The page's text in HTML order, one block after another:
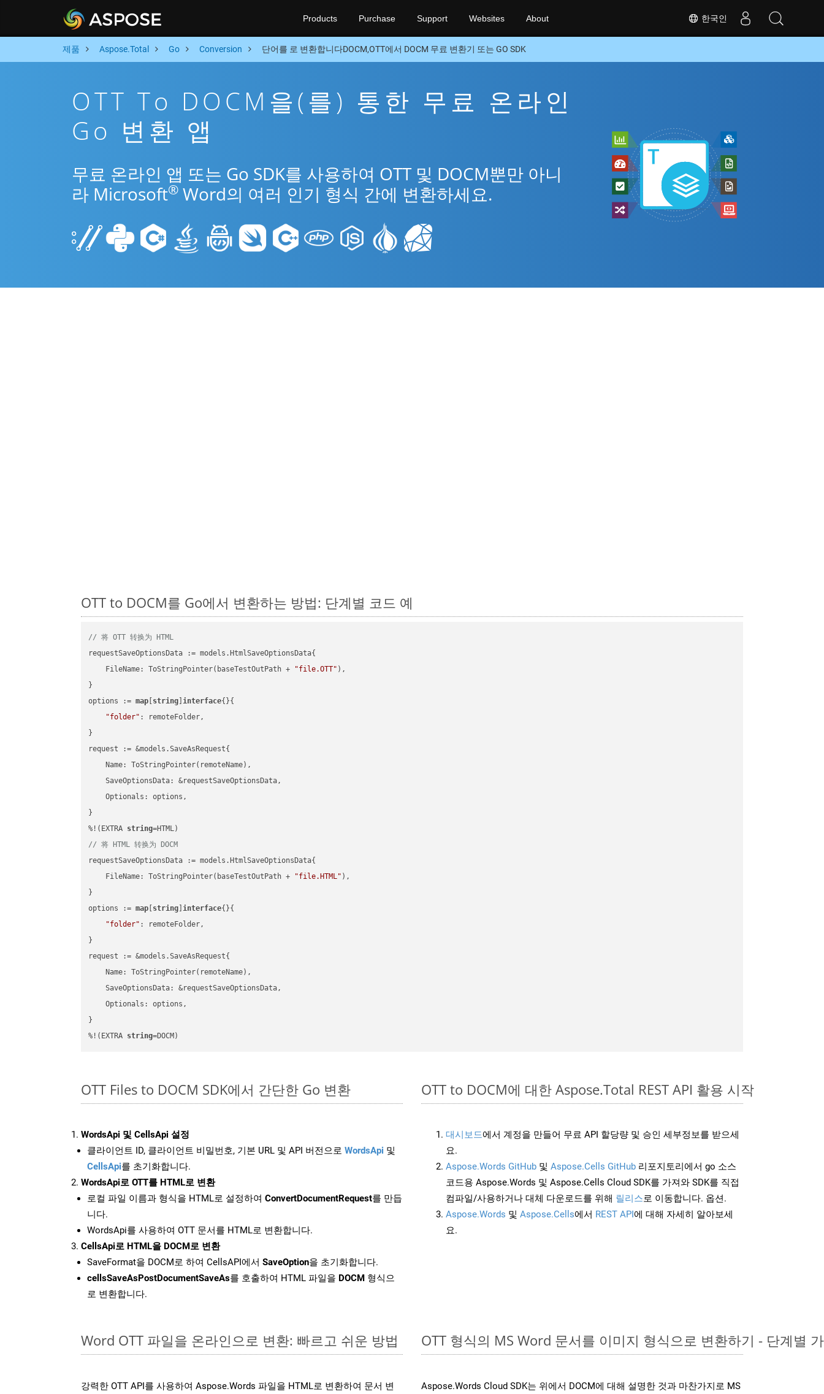
한국인
Products Purchase Support Websites About
제품 Aspose.Total Go Conversion 단어를 로 변환합니다DOCM,OTT에서 DOCM 무료 변환기 또는 GO SDK
OTT To DOCM을(를) 통한 무료 온라인
Go 변환 앱
무료 온라인 앱 또는 Go SDK를 사용하여 OTT 및 DOCM뿐만 아니
라 Microsoft® Word의 여러 인기 형식 간에 변환하세요.
OTT to DOCM를 Go에서 변환하는 방법: 단계별 코드 예
// 将 OTT 转换为 HTML
requestSaveOptionsData := models.HtmlSaveOptionsData{
    FileName: ToStringPointer(baseTestOutPath +
"file.OTT" ),
}
options := map string ]interface{}{
"folder" : remoteFolder,
}
request := &models.SaveAsRequest{
    Name: ToStringPointer(remoteName),
    SaveOptionsData: &requestSaveOptionsData,
    Optionals: options,
}
%!(EXTRA string
// 将 HTML 转换为 DOCM
requestSaveOptionsData := models.HtmlSaveOptionsData{
    FileName: ToStringPointer(baseTestOutPath +
"file.HTML" ),
}
options := map string ]interface{}{
"folder" : remoteFolder,
}
request := &models.SaveAsRequest{
    Name: ToStringPointer(remoteName),
    SaveOptionsData: &requestSaveOptionsData,
    Optionals: options,
}
%!(EXTRA string=DOCM)
OTT Files to DOCM SDK에서 간단한 Go 변환
WordsApi 및 CellsApi 설정
클라이언트 ID, 클라이언트 비밀번호, 기본 URL 및 API 버전으로 WordsApi 및
CellsApi를 초기화합니다.
WordsApi로 OTT를 HTML로 변환
로컬 파일 이름과 형식을 HTML로 설정하여 ConvertDocumentRequest를 만듭
니다.
WordsApi를 사용하여 OTT 문서를 HTML로 변환합니다.
CellsApi로 HTML을 DOCM로 변환
SaveFormat을 DOCM로 하여 CellsAPI에서 SaveOption을 초기화합니다.
cellsSaveAsPostDocumentSaveAs를 호출하여 HTML 파일을 DOCM 형식으
로 변환합니다.
OTT to DOCM에 대한 Aspose.Total REST API 활용 시작
대시보드에서 계정을 만들어 무료 API 할당량 및 승인 세부정보를 받으세
요.
Aspose.Words GitHub 및 Aspose.Cells GitHub 리포지토리에서 go 소스
코드용 Aspose.Words 및 Aspose.Cells Cloud SDK를 가져와 SDK를 직접
컴파일/사용하거나 대체 다운로드를 위해 릴리스로 이동합니다. 옵션.
Aspose.Words 및 Aspose.Cells에서 REST API에 대해 자세히 알아보세
요.
Word OTT 파일을 온라인으로 변환: 빠르고 쉬운 방법
강력한 OTT API를 사용하여 Aspose.Words 파일을 HTML로 변환하여 문서 변
OTT 형식의 MS Word 문서를 이미지 형식으로 변환하기 - 단계별
Aspose.Words Cloud SDK는 위에서 DOCM에 대해 설명한 것과 마찬가지로 MS